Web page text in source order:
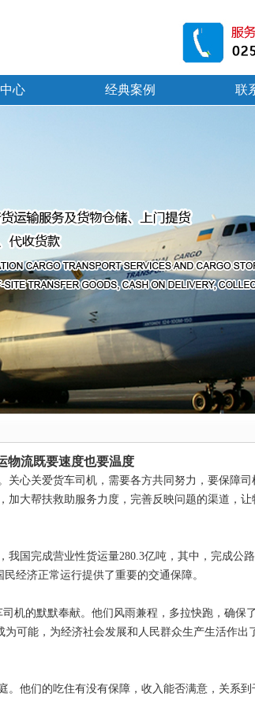
心 经典案例 联
物流既要速度也要温度
关心关爱货车司机，需要各方共同努力，要保障司
加大帮扶救助服务力度，完善反映问题的渠道，让
我国完成营业性货运量280.3亿吨，其中，完成公
经济正常运行提供了重要的交通保障。
机的默默奉献。他们风雨兼程，多拉快跑，确保
为可能，为经济社会发展和人民群众生产生活作出
。他们的吃住有没有保障，收入能否满意，关系到